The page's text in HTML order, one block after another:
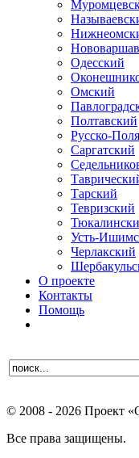
Одесский
Омский
Полтавский
Русско-
Саргатский
Тарский
Тевризский
Усть-
Черлакский
О проекте
Контакты
Помощь
© 2008 - 2026 Проект
Все права защищены.